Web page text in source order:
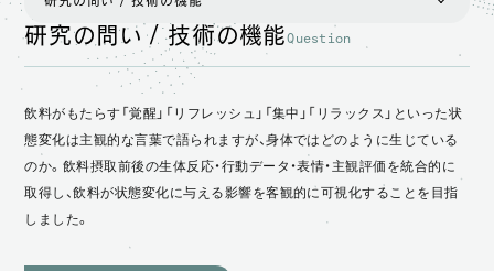
研究の問い / 技術の機能
プロジェクト概要
背景・課題
アプローチ
得られた知見・成果
研究の問い / 技術の機能Question
飲料がもたらす「覚醒」「リフレッシュ」「集中」「リラックス」といった状
態変化は主観的な言葉で語られますが、身体ではどのように生じている
のか。飲料摂取前後の生体反応・行動データ・表情・主観評価を統合的に
取得し、飲料が状態変化に与える影響を客観的に可視化することを目指
しました。